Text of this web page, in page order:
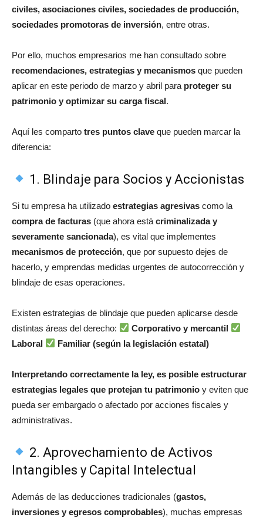
civiles, asociaciones civiles, sociedades de producción,
sociedades promotoras de inversión, entre otras.
Por ello, muchos empresarios me han consultado sobre
recomendaciones, estrategias y mecanismos que pueden
aplicar en este periodo de marzo y abril para proteger su
patrimonio y optimizar su carga fiscal.
Aquí les comparto tres puntos clave que pueden marcar la
diferencia:
1. Blindaje para Socios y Accionistas
Si tu empresa ha utilizado estrategias agresivas como la
compra de facturas (que ahora está criminalizada y
severamente sancionada), es vital que implementes
mecanismos de protección, que por supuesto dejes de
hacerlo, y emprendas medidas urgentes de autocorrección y
blindaje de esas operaciones.
Existen estrategias de blindaje que pueden aplicarse desde
distintas áreas del derecho:
Corporativo y mercantil
Laboral
Familiar (según la legislación estatal)
Interpretando correctamente la ley, es posible estructurar
estrategias legales que protejan tu patrimonio y eviten que
pueda ser embargado o afectado por acciones fiscales y
administrativas.
2. Aprovechamiento de Activos
Intangibles y Capital Intelectual
Además de las deducciones tradicionales (gastos,
inversiones y egresos comprobables), muchas empresas